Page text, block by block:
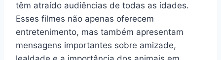
têm atraído audiências de todas as idades.
Esses filmes não apenas oferecem
entretenimento, mas também apresentam
mensagens importantes sobre amizade,